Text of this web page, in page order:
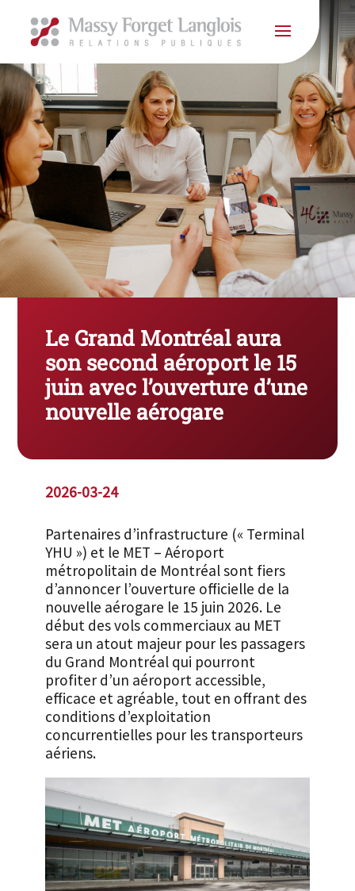
Le Grand Montréal aura
son second aéroport le 15
juin avec l’ouverture d’une
nouvelle aérogare
2026-03-24
Partenaires d’infrastructure (« Terminal
YHU ») et le MET – Aéroport
métropolitain de Montréal sont fiers
d’annoncer l’ouverture officielle de la
nouvelle aérogare le 15 juin 2026. Le
début des vols commerciaux au MET
sera un atout majeur pour les passagers
du Grand Montréal qui pourront
profiter d’un aéroport accessible,
efficace et agréable, tout en offrant des
conditions d’exploitation
concurrentielles pour les transporteurs
aériens.